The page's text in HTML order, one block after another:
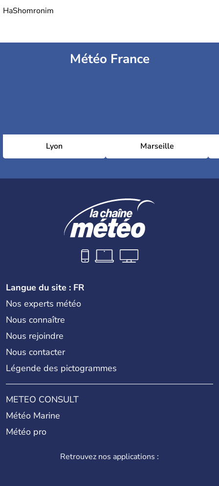
HaShomronim
Météo France
Lyon Marseille
Langue du site : FR
Nos experts météo
Nous connaître
Nous rejoindre
Nous contacter
Légende des pictogrammes
METEO CONSULT
Météo Marine
Météo pro
Retrouvez nos applications :